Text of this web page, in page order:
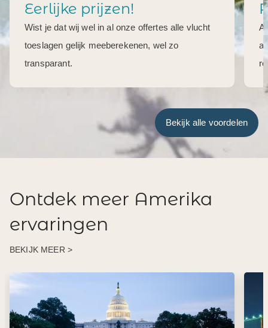
Eerlijke prijzen!
Wist je dat wij wel in al onze offertes alle vlucht
toeslagen gelijk meeberekenen, wel zo
transparant.
Bekijk alle voordelen
Ontdek meer Amerika
ervaringen
BEKIJK MEER >